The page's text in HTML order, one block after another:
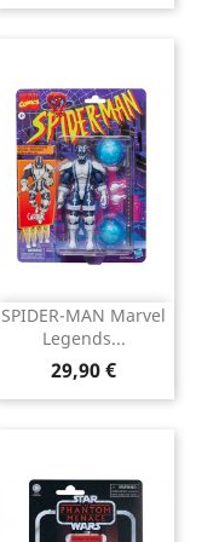
SPIDER-MAN Marvel
Legends...
Prix
29,90 €